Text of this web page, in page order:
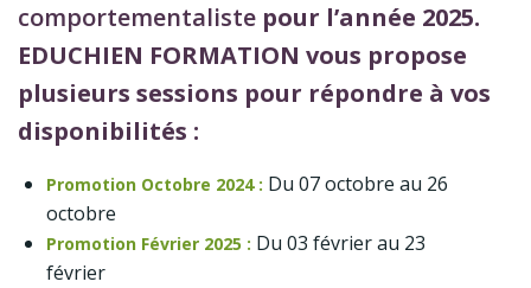
comportementaliste pour l’année 2025.
EDUCHIEN FORMATION vous propose
plusieurs sessions pour répondre à vos
disponibilités :
Promotion Octobre 2024 : Du 07 octobre au 26
octobre
Promotion Février 2025 : Du 03 février au 23
février